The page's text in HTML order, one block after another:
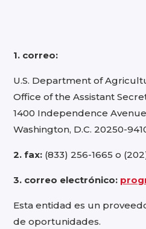
1. correo:
U.S. Department of
Office of the Assistant
1400 Independence
Washington, D.C. 20250-
2. fax: (833) 256-1665 o
3. correo electrónico:
Esta entidad es un
de oportunidades.